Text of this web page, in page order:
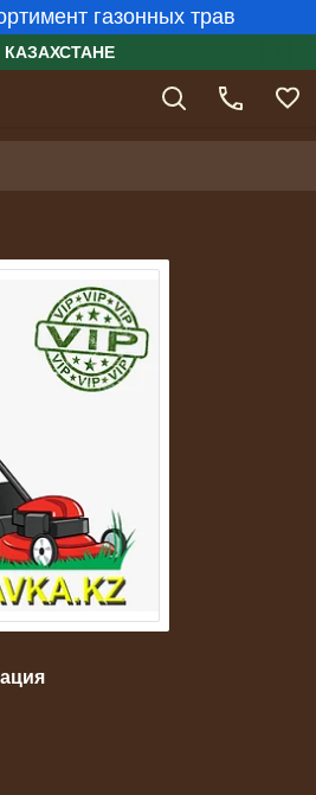
газонных трав
КАЗАХСТАНЕ